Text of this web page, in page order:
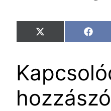
Share
on
X
(Twitter)
Share
on